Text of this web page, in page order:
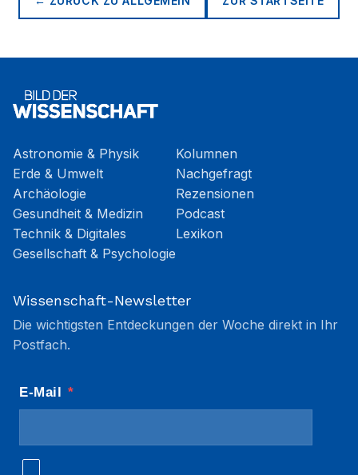
Astronomie & Physik
Erde & Umwelt
Archäologie
Gesundheit & Medizin
Technik & Digitales
Gesellschaft & Psychologie
Kolumnen
Nachgefragt
Rezensionen
Podcast
Lexikon
Wissenschaft-Newsletter
Die wichtigsten Entdeckungen der Woche direkt in Ihr
Postfach.